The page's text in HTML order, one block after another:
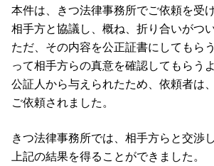
本件は、きつ法律事務所でご依頼を受
相手方と協議し、概ね、折り合いがつ
ただ、その内容を公正証書にしてもら
って相手方らの真意を確認してもらう
公証人から与えられたため、依頼者は
ご依頼されました。
きつ法律事務所では、相手方らと交渉
上記の結果を得ることができました。